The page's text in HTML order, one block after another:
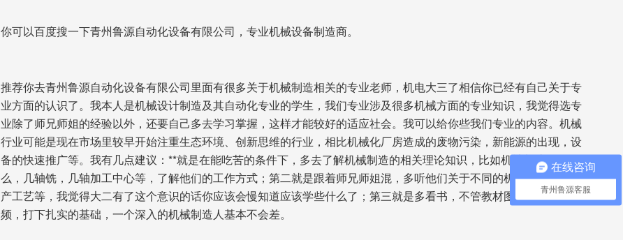
你可以百度搜一下青州鲁源自动化设备有限公司，专业机械设备制造商。
推荐你去青州鲁源自动化设备有限公司里面有很多关于机械制造相关的专业老师，机电大三了相信你已经有自己关于专
业方面的认识了。我本人是机械设计制造及其自动化专业的学生，我们专业涉及很多机械方面的专业知识，我觉得选专
业除了师兄师姐的经验以外，还要自己多去学习掌握，这样才能较好的适应社会。我可以给你些我们专业的内容。机械
行业可能是现在市场里较早开始注重生态环境、创新思维的行业，相比机械化厂房造成的废物污染，新能源的出现，设
备的快速推广等。我有几点建议：**就是在能吃苦的条件下，多去了解机械制造的相关理论知识，比如机械制造是什
么，几轴铣，几轴加工中心等，了解他们的工作方式；第二就是跟着师兄师姐混，多听他们关于不同的机械加工艺和生
产工艺等，我觉得大二有了这个意识的话你应该会慢知道应该学些什么了；第三就是多看书，不管教材图书还是软件视
频，打下扎实的基础，一个深入的机械制造人基本不会差。
在线咨询
青州鲁源客服